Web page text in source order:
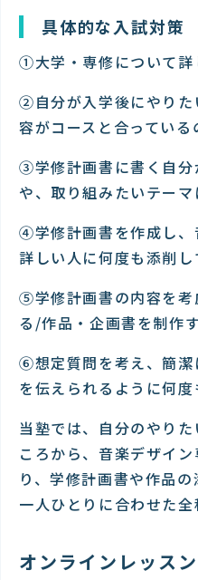
具体的な入試対策
①大学・専修について詳
②自分が入学後にやりた
容がコースと合っている
③学修計画書に書く自分
や、取り組みたいテー
④学修計画書を作成し、
詳しい人に何度も添削し
⑤学修計画書の内容を考
る/作品・企画書を制作
⑥想定質問を考え、簡潔
を伝えられるように何
当塾では、自分のやり
ころから、音楽デザイ
り、学修計画書や作品
一人ひとりに合わせた
オンラインレッス